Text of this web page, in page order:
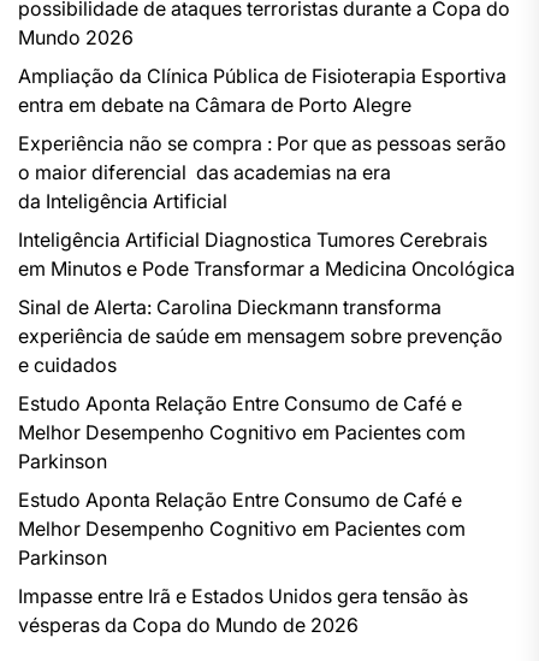
possibilidade de ataques terroristas durante a Copa do
Mundo 2026
Ampliação da Clínica Pública de Fisioterapia Esportiva
entra em debate na Câmara de Porto Alegre
Experiência não se compra : Por que as pessoas serão
o maior diferencial das academias na era
da Inteligência Artificial
Inteligência Artificial Diagnostica Tumores Cerebrais
em Minutos e Pode Transformar a Medicina Oncológica
Sinal de Alerta: Carolina Dieckmann transforma
experiência de saúde em mensagem sobre prevenção
e cuidados
Estudo Aponta Relação Entre Consumo de Café e
Melhor Desempenho Cognitivo em Pacientes com
Parkinson
Estudo Aponta Relação Entre Consumo de Café e
Melhor Desempenho Cognitivo em Pacientes com
Parkinson
Impasse entre Irã e Estados Unidos gera tensão às
vésperas da Copa do Mundo de 2026